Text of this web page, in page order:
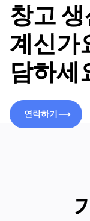
창고
계신가
담하세
연락하기